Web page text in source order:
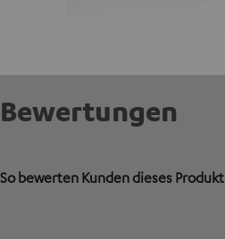
Bewertungen
So bewerten Kunden dieses Produkt